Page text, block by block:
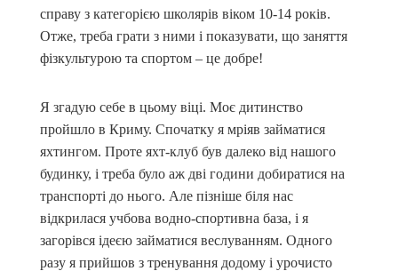
справу з категорією школярів віком 10-14 років.
Отже, треба грати з ними і показувати, що заняття
фізкультурою та спортом – це добре!
Я згадую себе в цьому віці. Моє дитинство
пройшло в Криму. Спочатку я мріяв займатися
яхтингом. Проте яхт-клуб був далеко від нашого
будинку, і треба було аж дві години добиратися на
транспорті до нього. Але пізніше біля нас
відкрилася учбова водно-спортивна база, і я
загорівся ідеєю займатися веслуванням. Одного
разу я прийшов з тренування додому і урочисто